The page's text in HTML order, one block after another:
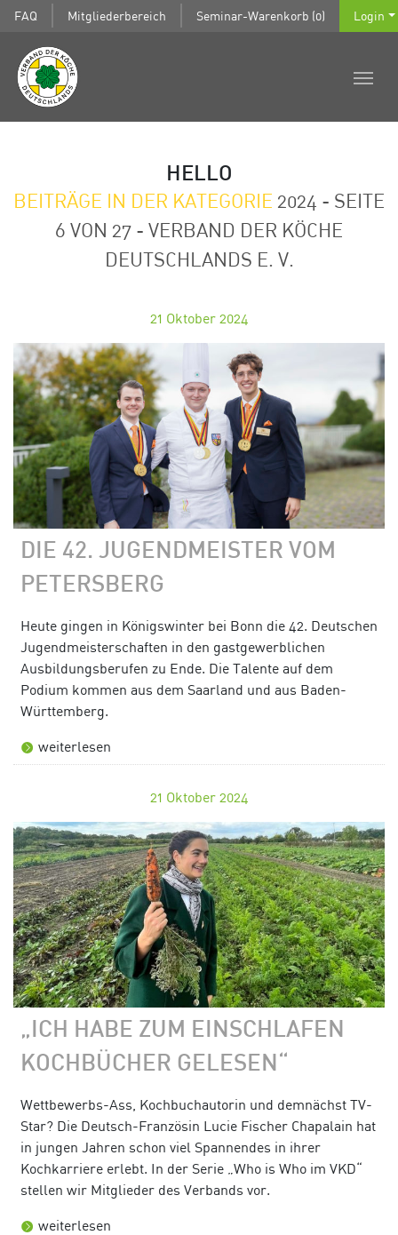
FAQ Mitgliederbereich Seminar-Warenkorb (0) Login
HELLO
BEITRÄGE IN DER KATEGORIE 2024 - SEITE
6 VON 27 - VERBAND DER KÖCHE
DEUTSCHLANDS E. V.
21 Oktober 2024
DIE 42. JUGENDMEISTER VOM
PETERSBERG
Heute gingen in Königswinter bei Bonn die 42. Deutschen
Jugendmeisterschaften in den gastgewerblichen
Ausbildungsberufen zu Ende. Die Talente auf dem
Podium kommen aus dem Saarland und aus Baden-
Württemberg.
weiterlesen
21 Oktober 2024
„ICH HABE ZUM EINSCHLAFEN
KOCHBÜCHER GELESEN“
Wettbewerbs-Ass, Kochbuchautorin und demnächst TV-
Star? Die Deutsch-Französin Lucie Fischer Chapalain hat
in jungen Jahren schon viel Spannendes in ihrer
Kochkarriere erlebt. In der Serie „Who is Who im VKD“
stellen wir Mitglieder des Verbands vor.
weiterlesen